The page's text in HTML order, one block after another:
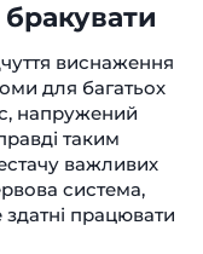
виснаження
для багатьох
напружений
таким
важливих
система,
працювати